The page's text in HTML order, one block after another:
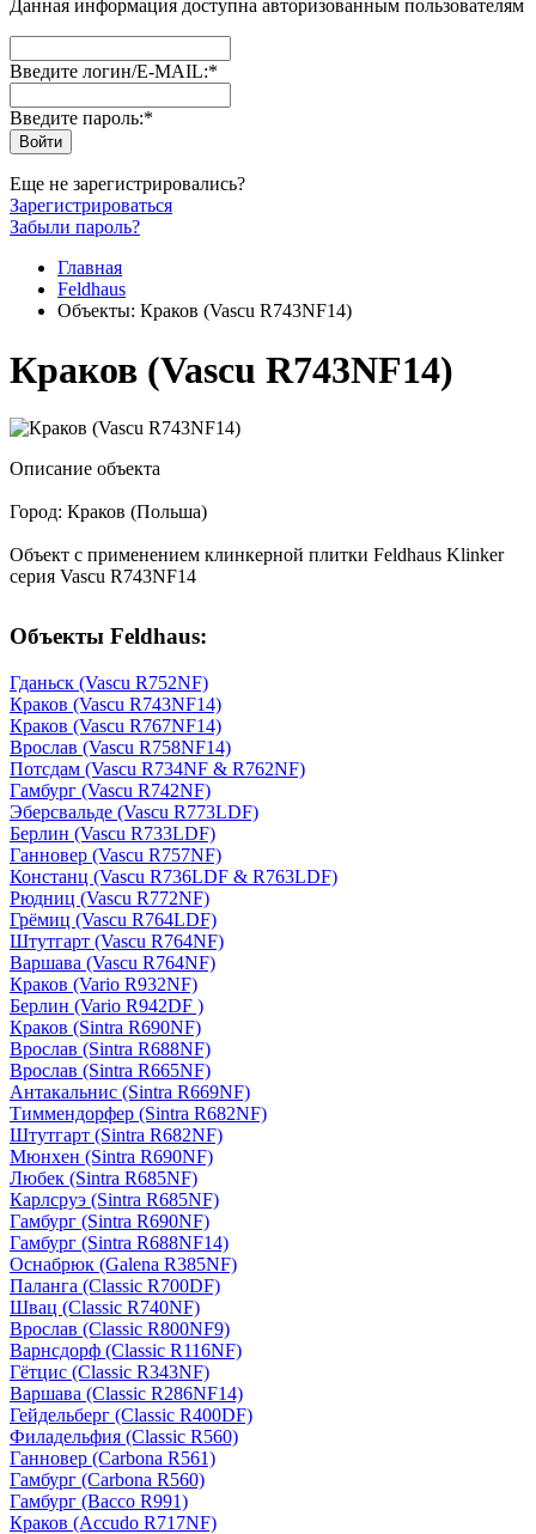
Данная информация доступна авторизованным пользователям
Введите логин/E-MAIL:*
Введите пароль:*
Еще не зарегистрировались?
Зарегистрироваться
Забыли пароль?
Главная
Feldhaus
Объекты: Краков (Vascu R743NF14)
Краков (Vascu R743NF14)
Описание объекта
Город: Краков (Польша)
Объект с применением клинкерной плитки Feldhaus Klinker
серия Vascu R743NF14
Объекты Feldhaus:
Гданьск (Vascu R752NF)
Краков (Vascu R743NF14)
Краков (Vascu R767NF14)
Врослав (Vascu R758NF14)
Потсдам (Vascu R734NF & R762NF)
Гамбург (Vascu R742NF)
Эберсвальде (Vascu R773LDF)
Берлин (Vascu R733LDF)
Ганновер (Vascu R757NF)
Констанц (Vascu R736LDF & R763LDF)
Рюдниц (Vascu R772NF)
Грёмиц (Vascu R764LDF)
Штутгарт (Vascu R764NF)
Варшава (Vascu R764NF)
Краков (Vario R932NF)
Берлин (Vario R942DF )
Краков (Sintra R690NF)
Врослав (Sintra R688NF)
Врослав (Sintra R665NF)
Антакальнис (Sintra R669NF)
Тиммендорфер (Sintra R682NF)
Штутгарт (Sintra R682NF)
Мюнхен (Sintra R690NF)
Любек (Sintra R685NF)
Карлсруэ (Sintra R685NF)
Гамбург (Sintra R690NF)
Гамбург (Sintra R688NF14)
Оснабрюк (Galena R385NF)
Паланга (Classic R700DF)
Швац (Classic R740NF)
Врослав (Classic R800NF9)
Варнсдорф (Classic R116NF)
Гётцис (Classic R343NF)
Варшава (Classic R286NF14)
Гейдельберг (Classic R400DF)
Филадельфия (Classic R560)
Ганновер (Carbona R561)
Гамбург (Carbona R560)
Гамбург (Bacco R991)
Краков (Accudo R717NF)